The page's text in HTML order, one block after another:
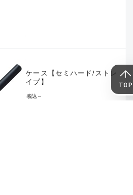
ロッドケース【セミハード/ストレ
ートタイプ】
¥4,950税込～